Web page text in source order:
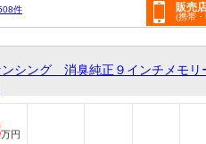
件 販売
(携帯
シング 消臭純正９インチメモリ
万円